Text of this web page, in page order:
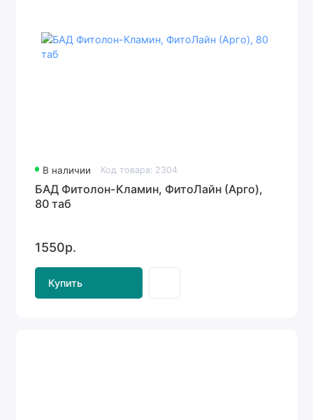
В наличии Код товара: 2304
БАД Фитолон-Кламин, ФитоЛайн (Арго),
80 таб
1550р.
Купить